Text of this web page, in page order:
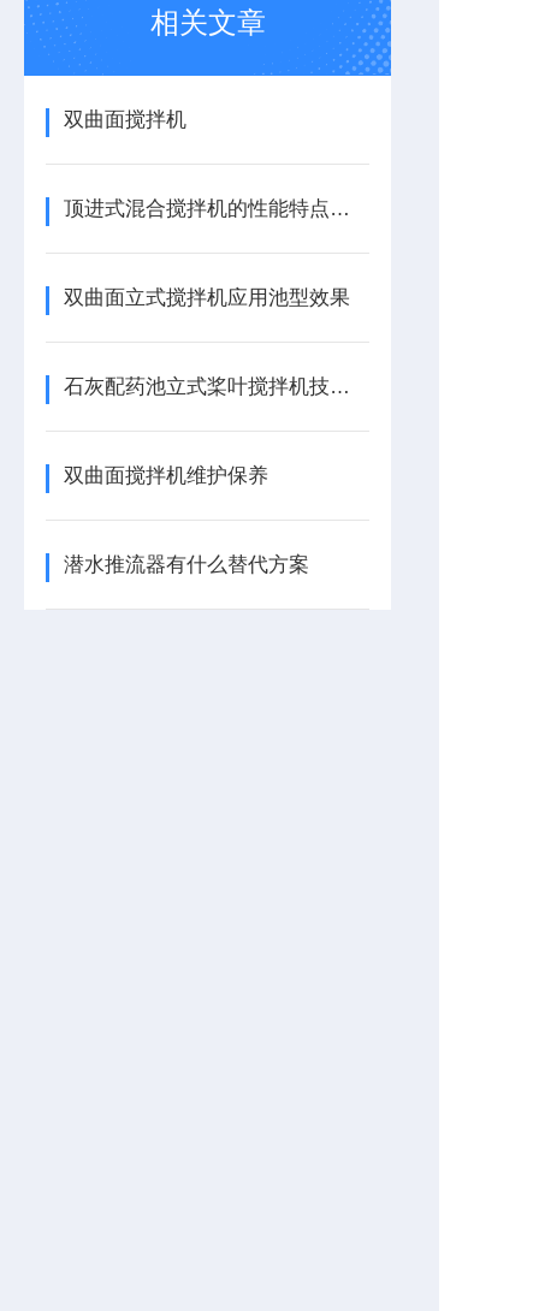
相关文章
双曲面搅拌机
顶进式混合搅拌机的性能特点，一看便知
双曲面立式搅拌机应用池型效果
石灰配药池立式桨叶搅拌机技术描述
双曲面搅拌机维护保养
潜水推流器有什么替代方案